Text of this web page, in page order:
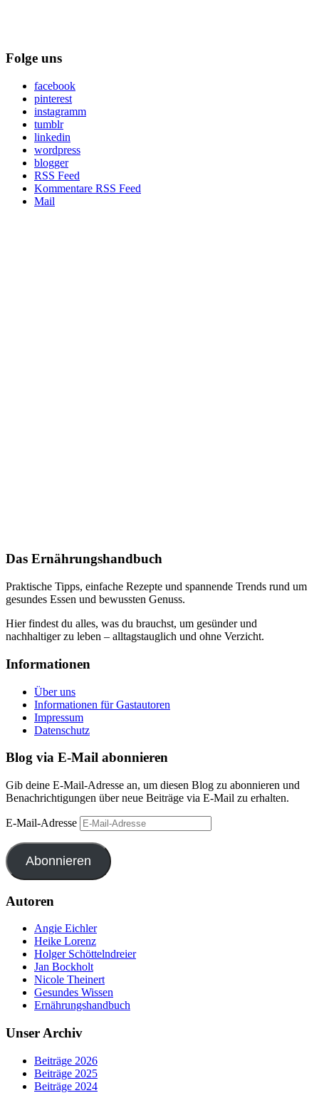
Folge uns
facebook
pinterest
instagramm
tumblr
linkedin
wordpress
blogger
RSS Feed
Kommentare RSS Feed
Mail
Das Ernährungshandbuch
Praktische Tipps, einfache Rezepte und spannende Trends rund um
gesundes Essen und bewussten Genuss.
Hier findest du alles, was du brauchst, um gesünder und
nachhaltiger zu leben – alltagstauglich und ohne Verzicht.
Informationen
Über uns
Informationen für Gastautoren
Impressum
Datenschutz
Blog via E-Mail abonnieren
Gib deine E-Mail-Adresse an, um diesen Blog zu abonnieren und
Benachrichtigungen über neue Beiträge via E-Mail zu erhalten.
E-Mail-Adresse
Abonnieren
Autoren
Angie Eichler
Heike Lorenz
Holger Schöttelndreier
Jan Bockholt
Nicole Theinert
Gesundes Wissen
Ernährungshandbuch
Unser Archiv
Beiträge 2026
Beiträge 2025
Beiträge 2024